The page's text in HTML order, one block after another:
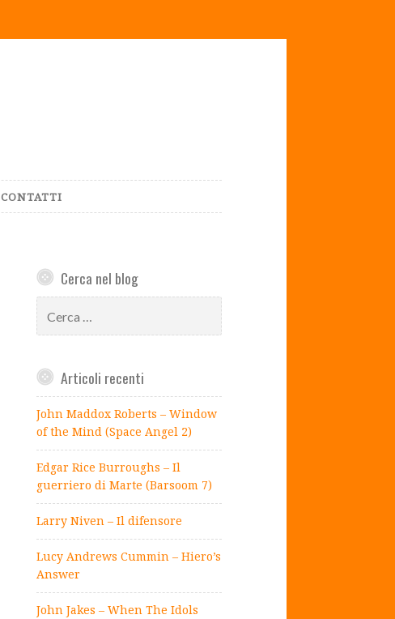
CONTATTI
Cerca nel blog
per:
Articoli recenti
John Maddox Roberts – Window
of the Mind (Space Angel 2)
Edgar Rice Burroughs – Il
guerriero di Marte (Barsoom 7)
Larry Niven – Il difensore
Lucy Andrews Cummin – Hiero’s
Answer
John Jakes – When The Idols